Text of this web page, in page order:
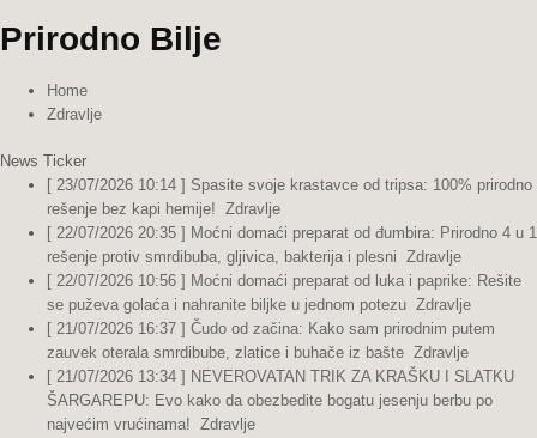
Prirodno Bilje
Home
Zdravlje
News Ticker
[ 23/07/2026 10:14 ] Spasite svoje krastavce od tripsa: 100% prirodno
rešenje bez kapi hemije! Zdravlje
[ 22/07/2026 20:35 ] Moćni domaći preparat od đumbira: Prirodno 4 u 1
rešenje protiv smrdibuba, gljivica, bakterija i plesni Zdravlje
[ 22/07/2026 10:56 ] Moćni domaći preparat od luka i paprike: Rešite
se puževa golaća i nahranite biljke u jednom potezu Zdravlje
[ 21/07/2026 16:37 ] Čudo od začina: Kako sam prirodnim putem
zauvek oterala smrdibube, zlatice i buhače iz bašte Zdravlje
[ 21/07/2026 13:34 ] NEVEROVATAN TRIK ZA KRAŠKU I SLATKU
ŠARGAREPU: Evo kako da obezbedite bogatu jesenju berbu po
najvećim vrućinama! Zdravlje